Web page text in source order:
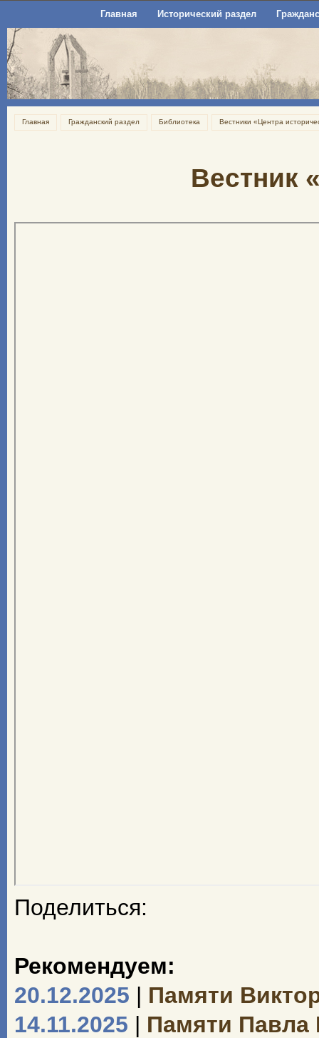
Главная Исторический раздел
Главная Гражданский раздел Библиотека Вестники «Центра
Вестник
Поделиться:
Рекомендуем:
20.12.2025 | Памяти
14.11.2025 | Памяти Павла